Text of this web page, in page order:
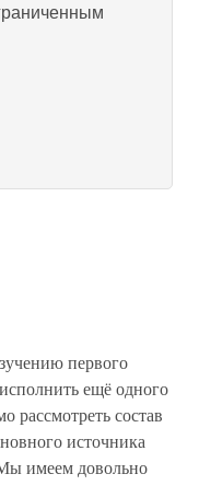
первого
ещё одного
рассмотреть состав
источника
имеем довольно